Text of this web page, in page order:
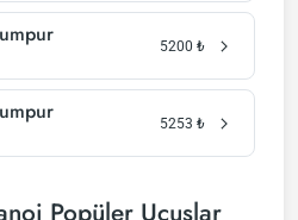
5200 ₺
5253 ₺
Popüler Uçuşlar